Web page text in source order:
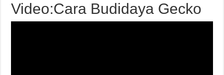
Video:Cara Budidaya Gecko